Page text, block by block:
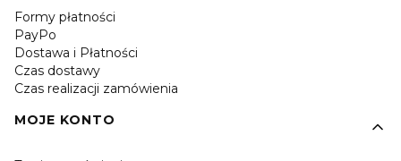
Formy płatności
PayPo
Dostawa i Płatności
Czas dostawy
Czas realizacji zamówienia
MOJE KONTO